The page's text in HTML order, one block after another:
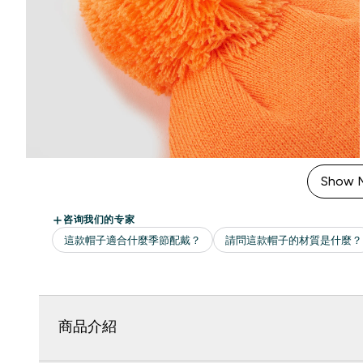
Show
商品介紹